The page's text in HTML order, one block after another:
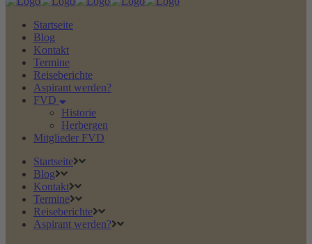
Startseite
Blog
Kontakt
Termine
Reiseberichte
Aspirant werden?
FVD
Historie
Herbergen
Mitglieder FVD
Startseite
Blog
Kontakt
Termine
Reiseberichte
Aspirant werden?